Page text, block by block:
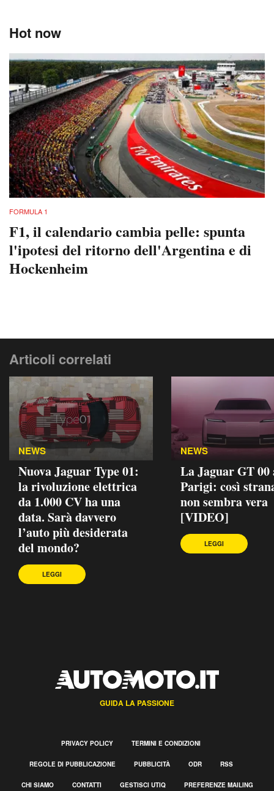
Hot now
FORMULA 1
F1, il calendario cambia pelle: spunta
l'ipotesi del ritorno dell'Argentina e di
Hockenheim
Articoli correlati
NEWS
Nuova Jaguar Type 01:
la rivoluzione elettrica
da 1.000 CV ha una
data. Sarà davvero
l’auto più desiderata
del mondo?
LEGGI
NEWS
La Jaguar GT 00
Parigi: così
non sembra vera
[VIDEO]
LEGGI
GUIDA LA PASSIONE
PRIVACY POLICY TERMINI E CONDIZIONI
REGOLE DI PUBBLICAZIONE PUBBLICITÀ ODR RSS
CHI SIAMO CONTATTI GESTISCI UTIQ PREFERENZE MAILING